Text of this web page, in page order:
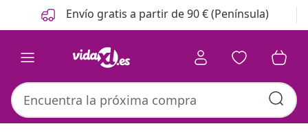
Anterior
Siguiente Envío gratis a partir de 90 € (Península)